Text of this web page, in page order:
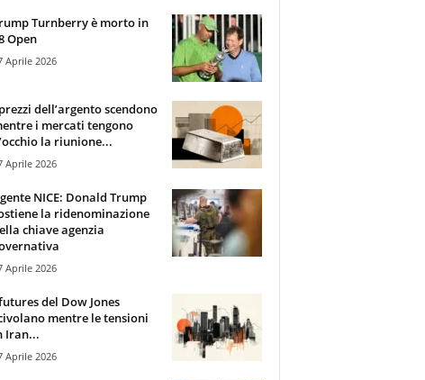
Turnberry è morto in
Open
Aprile 2026
dell’argento scendono
i mercati tengono
la riunione...
Aprile 2026
NICE: Donald Trump
la ridenominazione
chiave agenzia
Aprile 2026
del Dow Jones
mentre le tensioni
Iran...
Aprile 2026